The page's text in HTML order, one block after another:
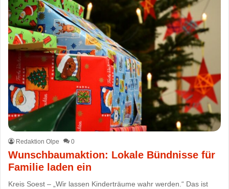
Redaktion Olpe 0
Wunschbaumaktion: Lokale Bündnisse für
Familie laden ein
Kreis Soest – „Wir lassen Kinderträume wahr werden.“ Das ist